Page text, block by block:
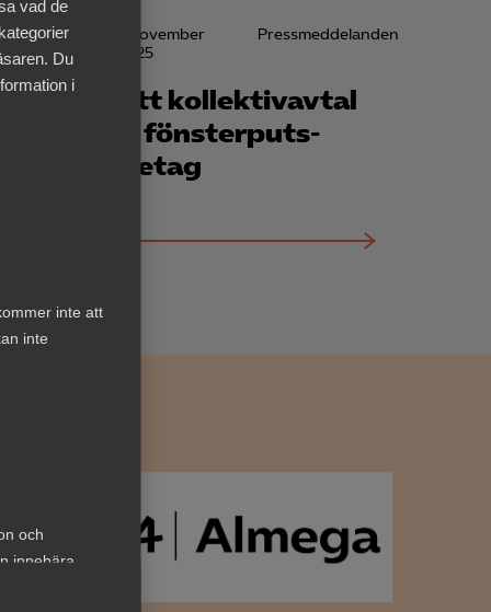
vad de
Du
i
inte att
inte
och
innebära
7 november
2025
Pressmeddelanden
Nytt kollektivavtal
för fönsterputs­
företag